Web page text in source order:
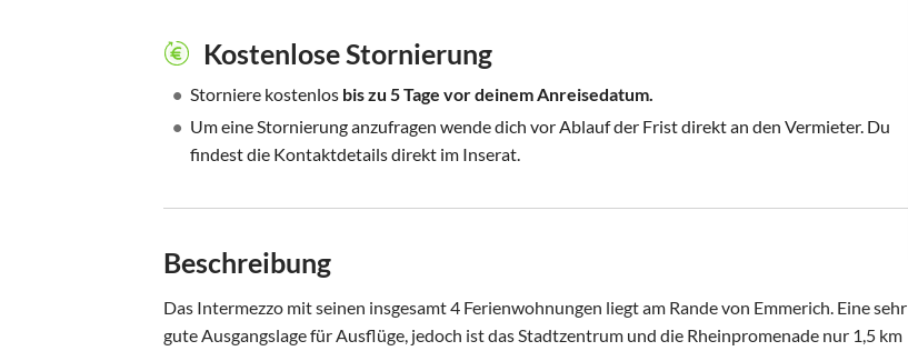
Kostenlose Stornierung
• Storniere kostenlos bis zu 5 Tage vor deinem Anreisedatum.
• Um eine Stornierung anzufragen wende dich vor Ablauf der Frist direkt an den Vermieter. Du
findest die Kontaktdetails direkt im Inserat.
Beschreibung
Das Intermezzo mit seinen insgesamt 4 Ferienwohnungen liegt am Rande von Emmerich. Eine sehr
gute Ausgangslage für Ausflüge, jedoch ist das Stadtzentrum und die Rheinpromenade nur 1,5 km